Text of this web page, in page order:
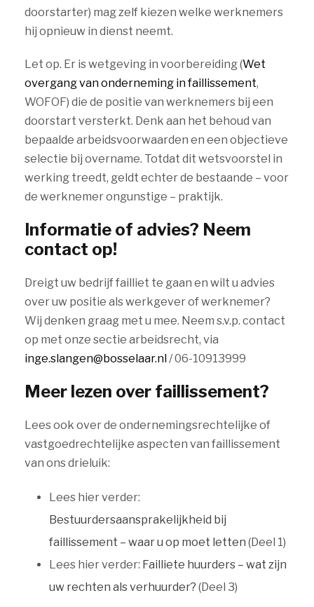
doorstarter) mag zelf kiezen welke werknemers
hij opnieuw in dienst neemt.
Let op. Er is wetgeving in voorbereiding (Wet
overgang van onderneming in faillissement,
WOFOF) die de positie van werknemers bij een
doorstart versterkt. Denk aan het behoud van
bepaalde arbeidsvoorwaarden en een objectieve
selectie bij overname. Totdat dit wetsvoorstel in
werking treedt, geldt echter de bestaande – voor
de werknemer ongunstige – praktijk.
Informatie of advies? Neem
contact op!
Dreigt uw bedrijf failliet te gaan en wilt u advies
over uw positie als werkgever of werknemer?
Wij denken graag met u mee. Neem s.v.p. contact
op met onze sectie arbeidsrecht, via
inge.slangen@bosselaar.nl/ 06-10913999
Meer lezen over faillissement?
Lees ook over de ondernemingsrechtelijke of
vastgoedrechtelijke aspecten van faillissement
van ons drieluik:
Lees hier verder:
Bestuurdersaansprakelijkheid bij
faillissement – waar u op moet letten (Deel 1)
Lees hier verder: Failliete huurders – wat zijn
uw rechten als verhuurder? (Deel 3)